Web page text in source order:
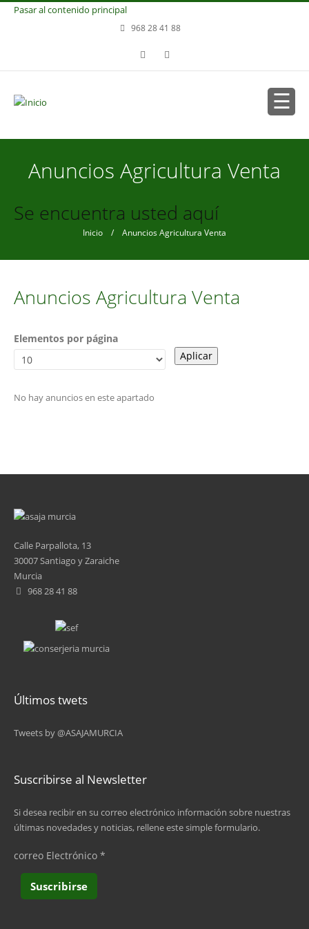
Pasar al contenido principal
968 28 41 88
Anuncios Agricultura Venta
Se encuentra usted aquí
Inicio / Anuncios Agricultura Venta
Anuncios Agricultura Venta
Elementos por página
No hay anuncios en este apartado
Calle Parpallota, 13
30007 Santiago y Zaraiche
Murcia
968 28 41 88
Últimos twets
Tweets by @ASAJAMURCIA
Suscribirse al Newsletter
Si desea recibir en su correo electrónico información sobre nuestras
últimas novedades y noticias, rellene este simple formulario.
correo Electrónico *